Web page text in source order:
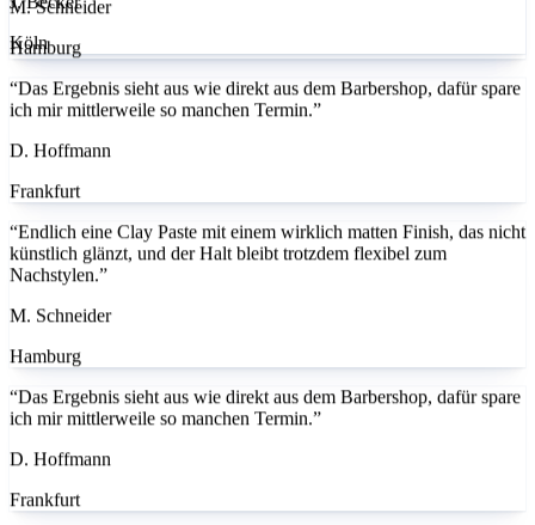
Hamburg
“Das Ergebnis sieht aus wie direkt aus dem Barbershop, dafür spare
Frankfurt
“Endlich eine Clay Paste mit einem wirklich matten Finish, das nicht
künstlich glänzt, und der Halt bleibt trotzdem flexibel zum
Nachstylen.”
Hamburg
“Das Ergebnis sieht aus wie direkt aus dem Barbershop, dafür spare
Frankfurt